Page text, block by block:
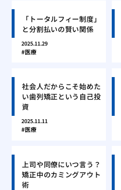
「トータルフィー制度」
と分割払いの賢い関係
2025.11.29
医療
社会人だからこそ始めた
い歯列矯正という自己投
資
2025.11.11
医療
上司や同僚にいつ言う？
矯正中のカミングアウト
術